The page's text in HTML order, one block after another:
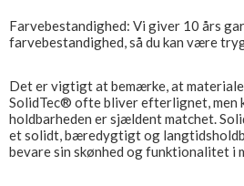
Farvebestandighed: Vi giver 10 års
farvebestandighed, så du kan være
Det er vigtigt at bemærke, at
SolidTec® ofte bliver efterlignet, men
holdbarheden er sjældent matchet.
et solidt, bæredygtigt og
bevare sin skønhed og funktionalitet i